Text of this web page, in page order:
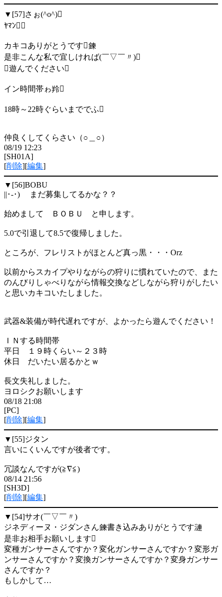
▼[57]さぉ(^o^)
ﾔﾏﾝ
カキコありがとうです鍊
是非こんな私で宜しければ(￣▽￣〃)
遊んでください
イン時間帯ゎ羚
18時～22時ぐらいまででふ
仲良くしてくらさい（○＿○）
08/19 12:23
[SH01A]
[削除][編集]
▼[56]BOBU
||･-･) まだ募集してるかな？？
始めまして ＢＯＢＵ と申します。
5.0で引退して8.5で復帰しました。
ところが、フレリストがほとんど真っ黒・・・Orz
以前からスカイプやりながらの狩りに慣れていたので、また
のんびりしゃべりながら情報交換などしながら狩りがしたい
と思いカキコいたしました。
武器&装備が時代遅れですが、よかったら遊んでください！
ＩＮする時間帯
平日 １９時くらい～２３時
休日 だいたい居るかとｗ
長文失礼しました。
ヨロシクお願いします
08/18 21:08
[PC]
[削除][編集]
▼[55]ジタン
言いにくいんですが後者です。
冗談なんですが(≧∇≦)
08/14 21:56
[SH3D]
[削除][編集]
▼[54]サオ(￣▽￣〃)
ジネディーヌ・ジダンさん鍊書き込みありがとうです漣
是非お相手お願いします
変種ガンサーさんですか？変化ガンサーさんですか？変形ガ
ンサーさんですか？変換ガンサーさんですか？変身ガンサー
さんですか？
もしかして…